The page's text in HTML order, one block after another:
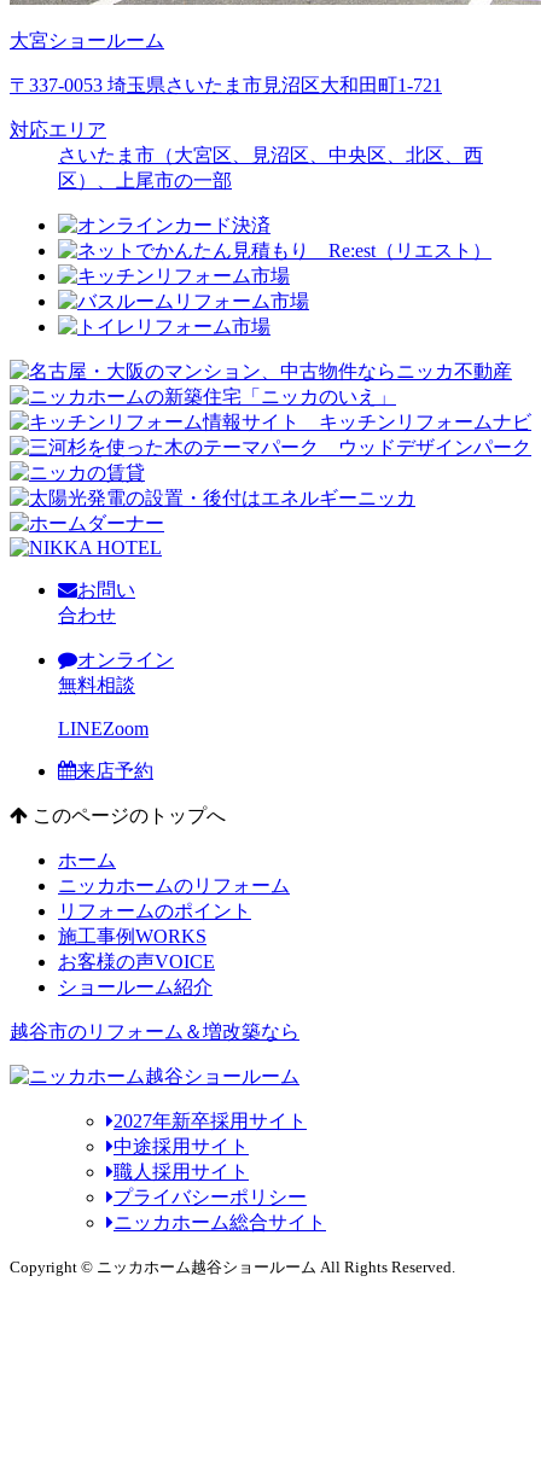
大宮ショールーム
〒337-0053 埼玉県さいたま市見沼区大和田町1-721
対応エリア
さいたま市（大宮区、見沼区、中央区、北区、西
区）、上尾市の一部
お問い
合わせ
オンライン
無料相談
LINEZoom
来店予約
このページのトップへ
ホーム
ニッカホームのリフォーム
リフォームのポイント
施工事例WORKS
お客様の声VOICE
ショールーム紹介
越谷市のリフォーム＆増改築なら
2027年新卒採用サイト
中途採用サイト
職人採用サイト
プライバシーポリシー
ニッカホーム総合サイト
Copyright © ニッカホーム越谷ショールーム All Rights Reserved.